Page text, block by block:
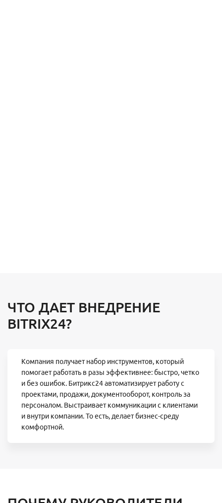
ЧТО ДАЕТ ВНЕДРЕНИЕ
BITRIX24?
Компания получает набор инструментов, который
помогает работать в разы эффективнее: быстро, четко
и без ошибок. Битрикс24 автоматизирует работу с
проектами, продажи, документооборот, контроль за
персоналом. Выстраивает коммуникации с клиентами
и внутри компании. То есть, делает бизнес-среду
комфортной.